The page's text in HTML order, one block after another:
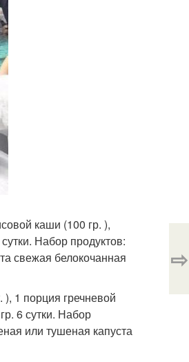
каши (100 гр. ),
Набор продуктов:
свежая белокочанная
1 порция гречневой
6 сутки. Набор
или тушеная капуста
⇨